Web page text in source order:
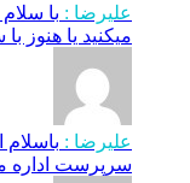
علیرضا : با
میکنید یا هنوز
علیرضا : باسلام
سرپرست اداره